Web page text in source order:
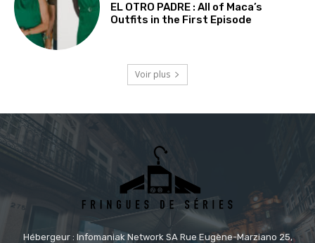
EL OTRO PADRE : All of Maca’s
Outfits in the First Episode
Voir plus
Hébergeur : Infomaniak Network SA Rue Eugène-Marziano 25,